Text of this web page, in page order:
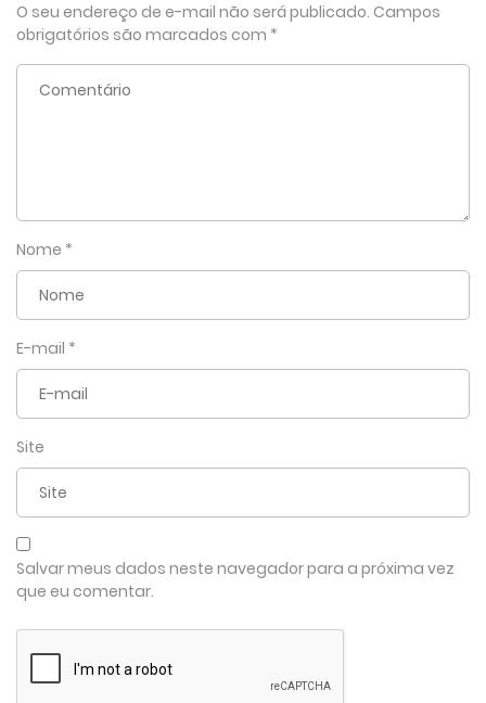
O seu endereço de e-mail não será publicado. Campos
obrigatórios são marcados com *
Nome *
E-mail *
Site
Salvar meus dados neste navegador para a próxima vez
que eu comentar.